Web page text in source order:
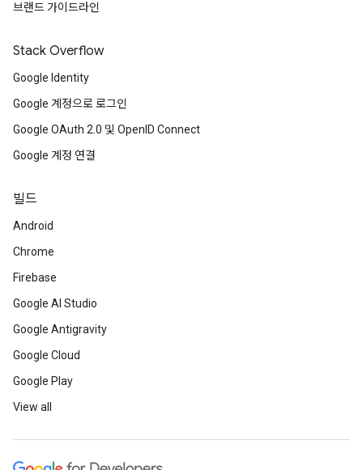
브랜드 가이드라인
Stack Overflow
Google Identity
Google 계정으로 로그인
Google OAuth 2.0 및 OpenID Connect
Google 계정 연결
빌드
Android
Chrome
Firebase
Google AI Studio
Google Antigravity
Google Cloud
Google Play
View all